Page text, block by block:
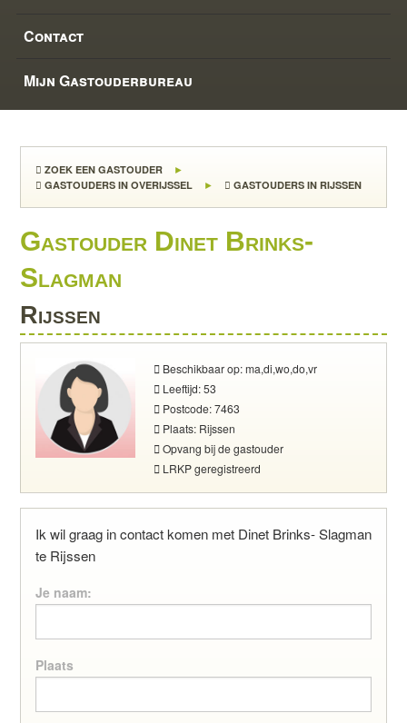
Contact
Mijn Gastouderbureau
ZOEK EEN GASTOUDER
GASTOUDERS IN OVERIJSSEL
GASTOUDERS IN RIJSSEN
Gastouder Dinet Brinks-
Slagman
Rijssen
Beschikbaar op: ma,di,wo,do,vr
Leeftijd: 53
Postcode: 7463
Plaats: Rijssen
Opvang bij de gastouder
LRKP geregistreerd
Ik wil graag in contact komen met Dinet Brinks- Slagman
te Rijssen
Je naam:
Plaats